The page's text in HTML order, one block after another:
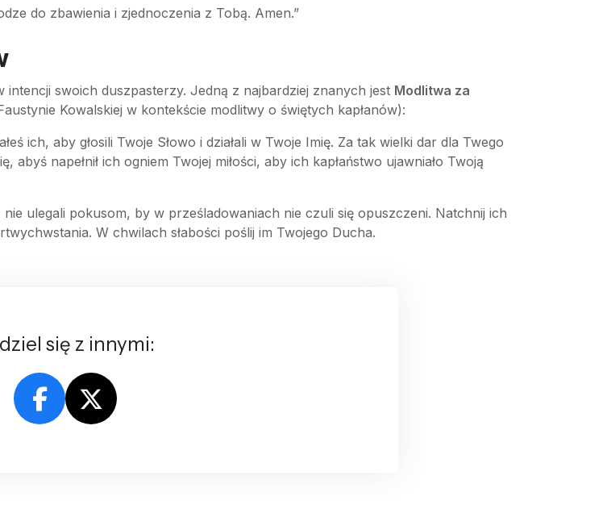
do zbawienia i zjednoczenia z Tobą. Amen.”
swoich duszpasterzy. Jedną z najbardziej znanych jest Modlitwa za
Kowalskiej w kontekście modlitwy o świętych kapłanów):
ich, aby głosili Twoje Słowo i działali w Twoje Imię. Za tak wielki dar dla Twego
abyś napełnił ich ogniem Twojej miłości, aby ich kapłaństwo ujawniało Twoją
ulegali pokusom, by w prześladowaniach nie czuli się opuszczeni. Natchnij ich
W chwilach słabości poślij im Twojego Ducha.
się z innymi: